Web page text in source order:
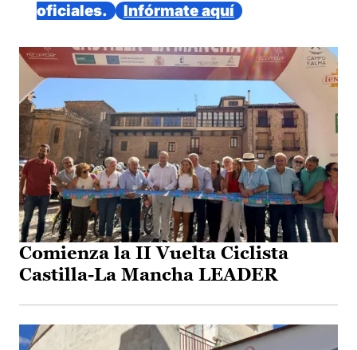
oficiales.
Infórmate aquí
Comienza la II Vuelta Ciclista
Castilla-La Mancha LEADER